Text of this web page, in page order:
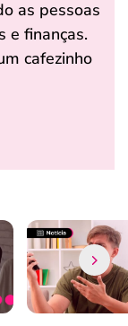
as pessoas
e finanças.
cafezinho